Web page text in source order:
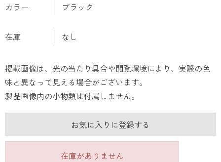
カラー ブラック
在庫 なし
お気に入りに登録する
在庫がありません
掲載画像は、光の当たり具合や閲覧環境により、実際の色
味と異なって見える場合がございます。
製品画像内の小物類は付属しません。